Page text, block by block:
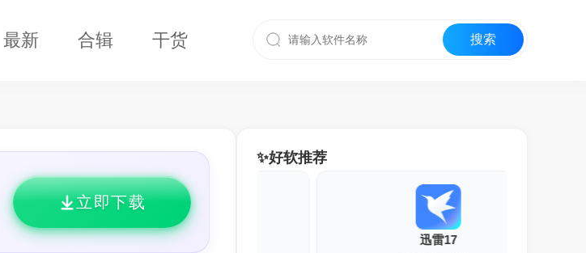
最新 合辑 干货
立即下载
✨好软推荐
益盟操盘手